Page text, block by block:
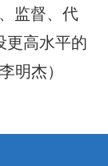
监督、代
更高水平的
明杰）